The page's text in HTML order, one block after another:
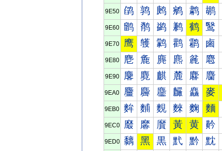
9E50 鹐 鹑 鹒 鹓 鹔 鹕
9E60 鹠 鹡 鹢 鹣 鹤 鹥
9E70 鹰 鹱 鹲 鹳 鹴 鹵
9E80 麀 麁 麂 麃 麄 麅
9E90 麐 麑 麒 麓 麔 麕
9EA0 麠 麡 麢 麣 麤 麥
9EB0 麰 麱 麲 麳 麴 麵
9EC0 黀 黁 黂 黃 黄 黅
9ED0 黐 黑 黒 黓 黔 黕